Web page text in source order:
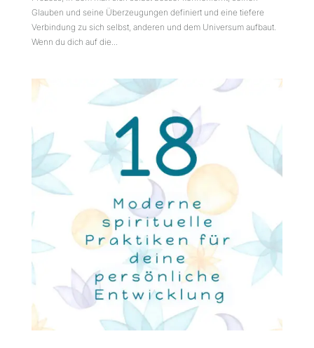
Glauben und seine Überzeugungen definiert und eine tiefere
Verbindung zu sich selbst, anderen und dem Universum aufbaut.
Wenn du dich auf die...